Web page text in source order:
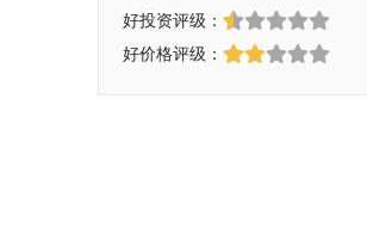
好投资评级：
好价格评级：